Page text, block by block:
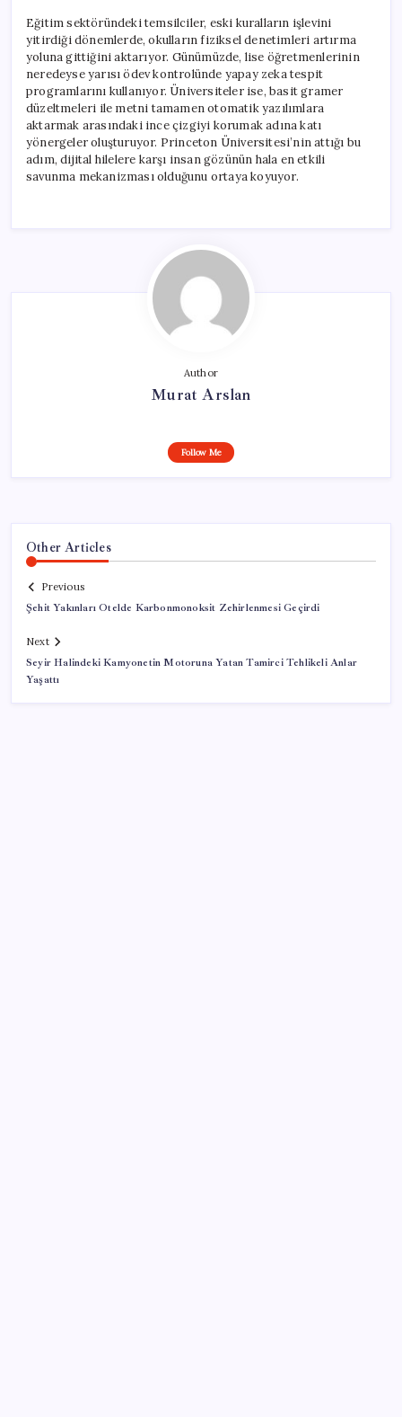
Eğitim sektöründeki temsilciler, eski kuralların işlevini
yitirdiği dönemlerde, okulların fiziksel denetimleri artırma
yoluna gittiğini aktarıyor. Günümüzde, lise öğretmenlerinin
neredeyse yarısı ödev kontrolünde yapay zeka tespit
programlarını kullanıyor. Üniversiteler ise, basit gramer
düzeltmeleri ile metni tamamen otomatik yazılımlara
aktarmak arasındaki ince çizgiyi korumak adına katı
yönergeler oluşturuyor. Princeton Üniversitesi’nin attığı bu
adım, dijital hilelere karşı insan gözünün hala en etkili
savunma mekanizması olduğunu ortaya koyuyor.
Author
Murat Arslan
Follow Me
Other Articles
Previous
Şehit Yakınları Otelde Karbonmonoksit Zehirlenmesi Geçirdi
Next
Seyir Halindeki Kamyonetin Motoruna Yatan Tamirci Tehlikeli Anlar
Yaşattı